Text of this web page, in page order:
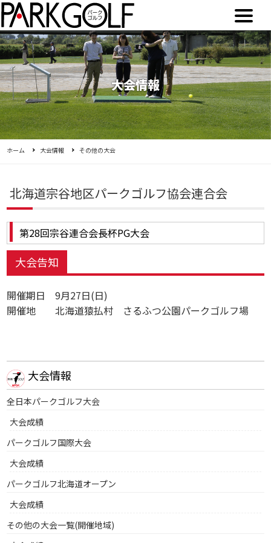
大会情報
ホーム 大会情報 その他の大会
大会情報
全日本パークゴルフ大会
大会成績
パークゴルフ国際大会
大会成績
パークゴルフ北海道オープン
大会成績
その他の大会一覧(開催地域)
北海道宗谷地区パークゴルフ協会連合会
第28回宗谷連合会長杯PG大会
大会告知
開催期日 9月27日(日)
開催地 北海道猿払村 さるふつ公園パークゴルフ場